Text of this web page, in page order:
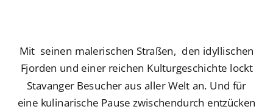
Mit seinen malerischen Straßen, den idyllischen
Fjorden und einer reichen Kulturgeschichte lockt
Stavanger Besucher aus aller Welt an. Und für
eine kulinarische Pause zwischendurch entzücken